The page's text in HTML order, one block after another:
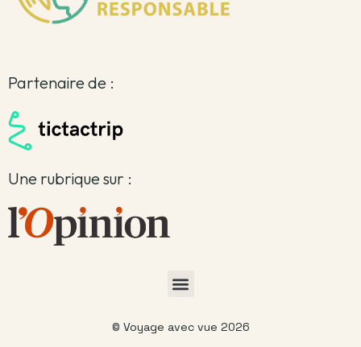
Partenaire de :
Une rubrique sur :
© Voyage avec vue 2026